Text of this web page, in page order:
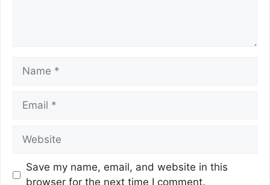
Save my name, email, and website in this
browser for the next time I comment.